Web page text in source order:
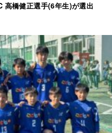
橋健正選手(6年生)が選出